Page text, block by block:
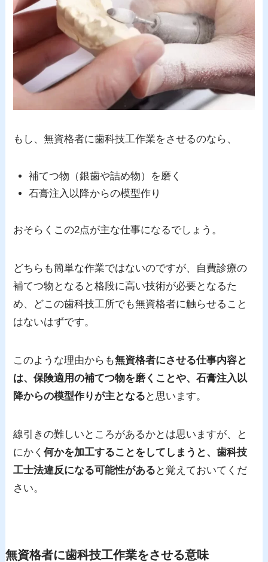
もし、無資格者に歯科技工作業をさせるのなら、
補てつ物（銀歯や詰め物）を磨く
石膏注入以降からの模型作り
おそらくこの2点が主な仕事になるでしょう。
どちらも簡単な作業ではないのですが、自費診療の
補てつ物となると格段に高い技術が必要となるた
め、どこの歯科技工所でも無資格者に触らせること
はないはずです。
このような理由からも無資格者にさせる仕事内容と
は、保険適用の補てつ物を磨くことや、石膏注入以
降からの模型作りが主となる と思います。
線引きの難しいところがあるかとは思いますが、と
にかく何かを加工することをしてしまうと、歯科技
工士法違反になる可能性がある と覚えておいてくだ
さい。
無資格者に歯科技工作業をさせる意味